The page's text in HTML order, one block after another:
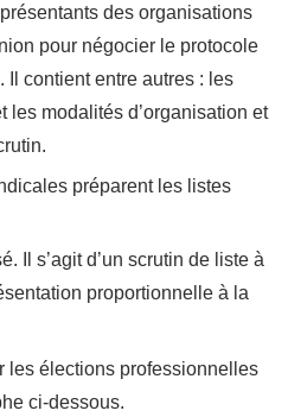
des organisations
pour négocier le protocole
Il contient entre autres : les
les modalités d’organisation et
préparent les listes
Il s’agit d’un scrutin de liste à
proportionnelle à la
les élections professionnelles
ci-dessous.